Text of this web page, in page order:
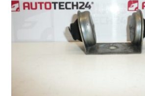
Kifizetések
Panaszkezelési szabályzat